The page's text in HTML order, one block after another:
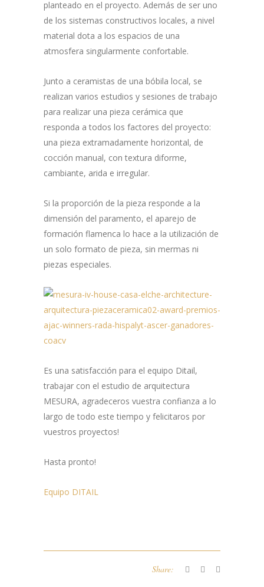
planteado en el proyecto. Además de ser uno
de los sistemas constructivos locales, a nivel
material dota a los espacios de una
atmosfera singularmente confortable.
Junto a ceramistas de una bóbila local, se
realizan varios estudios y sesiones de trabajo
para realizar una pieza cerámica que
responda a todos los factores del proyecto:
una pieza extramadamente horizontal, de
cocción manual, con textura diforme,
cambiante, arida e irregular.
Si la proporción de la pieza responde a la
dimensión del paramento, el aparejo de
formación flamenca lo hace a la utilización de
un solo formato de pieza, sin mermas ni
piezas especiales.
Es una satisfacción para el equipo Ditail,
trabajar con el estudio de arquitectura
MESURA, agradeceros vuestra confianza a lo
largo de todo este tiempo y felicitaros por
vuestros proyectos!
Hasta pronto!
Equipo DITAIL
Share: